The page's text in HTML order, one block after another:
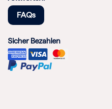
FAQs
Sicher Bezahlen